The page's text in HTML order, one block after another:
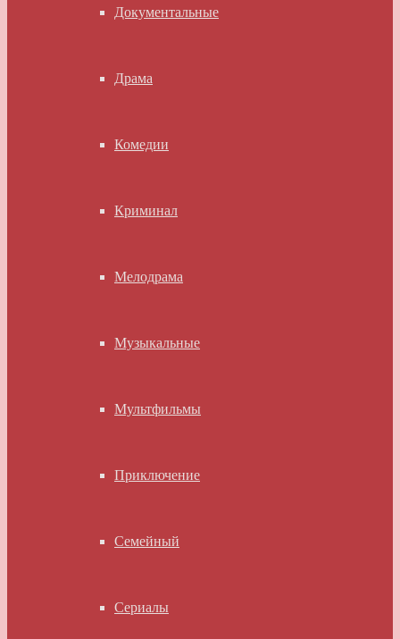
Документальные
Драма
Комедии
Криминал
Мелодрама
Музыкальные
Мультфильмы
Приключение
Семейный
Сериалы